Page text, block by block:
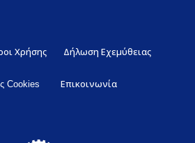
Χρήσης Δήλωση Εχεμύθειας
Cookies Επικοινωνία